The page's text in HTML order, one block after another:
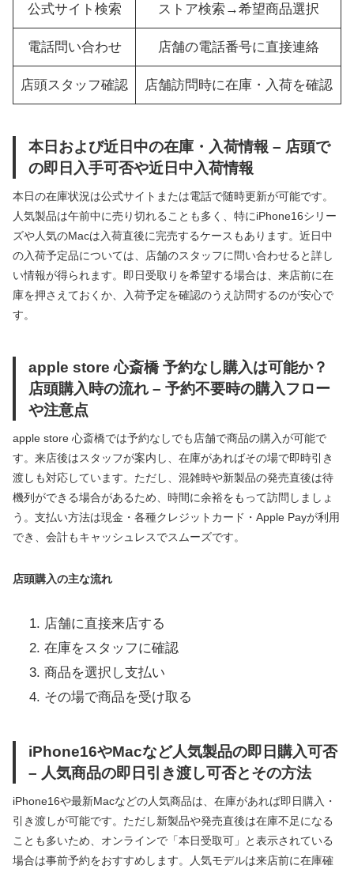
公式サイト検索 ストア検索→希望商品選択
電話問い合わせ 店舗の電話番号に直接連絡
店頭スタッフ確認 店舗訪問時に在庫・入荷を確認
本日および近日中の在庫・入荷情報 – 店頭で
の即日入手可否や近日中入荷情報
本日の在庫状況は公式サイトまたは電話で随時更新が可能です。
人気製品は午前中に売り切れることも多く、特にiPhone16シリー
ズや人気のMacは入荷直後に完売するケースもあります。近日中
の入荷予定品については、店舗のスタッフに問い合わせると詳し
い情報が得られます。即日受取りを希望する場合は、来店前に在
庫を押さえておくか、入荷予定を確認のうえ訪問するのが安心で
す。
apple store 心斎橋 予約なし購入は可能か？
店頭購入時の流れ – 予約不要時の購入フロー
や注意点
apple store 心斎橋では予約なしでも店舗で商品の購入が可能で
す。来店後はスタッフが案内し、在庫があればその場で即時引き
渡しも対応しています。ただし、混雑時や新製品の発売直後は待
機列ができる場合があるため、時間に余裕をもって訪問しましょ
う。支払い方法は現金・各種クレジットカード・Apple Payが利用
でき、会計もキャッシュレスでスムーズです。
店頭購入の主な流れ
店舗に直接来店する
在庫をスタッフに確認
商品を選択し支払い
その場で商品を受け取る
iPhone16やMacなど人気製品の即日購入可否
– 人気商品の即日引き渡し可否とその方法
iPhone16や最新Macなどの人気商品は、在庫があれば即日購入・
引き渡しが可能です。ただし新製品や発売直後は在庫不足になる
ことも多いため、オンラインで「本日受取可」と表示されている
場合は事前予約をおすすめします。人気モデルは来店前に在庫確